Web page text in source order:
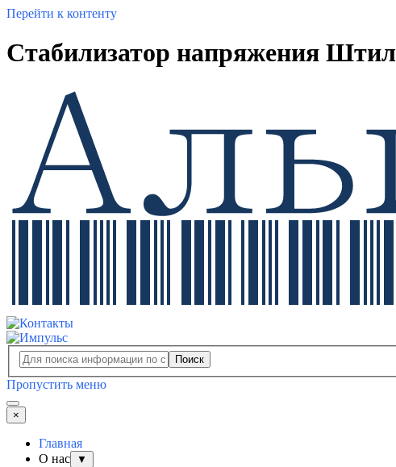
Перейти к контенту
Стабилизатор напряжения
Поиск
Пропустить меню
×
Главная
О нас
▼